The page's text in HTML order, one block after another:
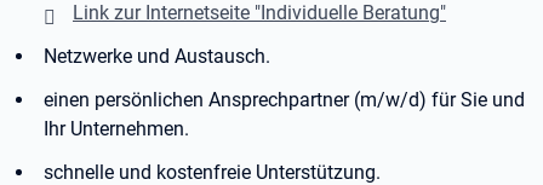
Link zur Internetseite "Individuelle Beratung"
Netzwerke und Austausch.
einen persönlichen Ansprechpartner (m/w/d) für Sie und
Ihr Unternehmen.
schnelle und kostenfreie Unterstützung.